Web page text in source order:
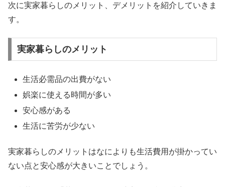
次に実家暮らしのメリット、デメリットを紹介していきま
す。
実家暮らしのメリット
生活必需品の出費がない
娯楽に使える時間が多い
安心感がある
生活に苦労が少ない
実家暮らしのメリットはなによりも生活費用が掛かってい
ない点と安心感が大きいことでしょう。